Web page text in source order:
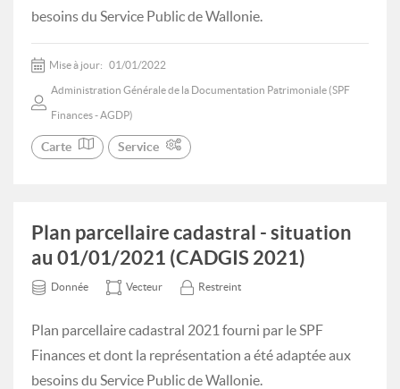
besoins du Service Public de Wallonie.
Mise à jour: 01/01/2022
Administration Générale de la Documentation Patrimoniale (SPF
Finances - AGDP)
Carte Service
Plan parcellaire cadastral - situation
au 01/01/2021 (CADGIS 2021)
Donnée Vecteur Restreint
Plan parcellaire cadastral 2021 fourni par le SPF
Finances et dont la représentation a été adaptée aux
besoins du Service Public de Wallonie.